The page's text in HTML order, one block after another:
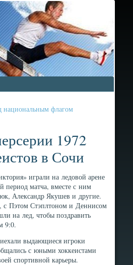
национальным флагом
1972
в Сочи
играли на ледовой арене
период матча, вместе с ним
Александр Якушев и другие.
с Пэтом Стэплтоном и Деннисом
на лед, чтобы поздравить
9:0.
выдающиеся игроки
с юными хоккеистами
спортивной карьеры.